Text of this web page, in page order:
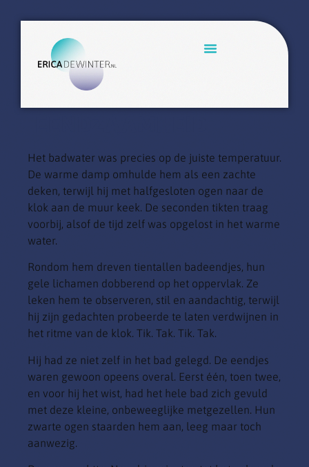
Het badwater was precies op de juiste temperatuur.
De warme damp omhulde hem als een zachte
deken, terwijl hij met halfgesloten ogen naar de
klok aan de muur keek. De seconden tikten traag
voorbij, alsof de tijd zelf was opgelost in het warme
water.
Rondom hem dreven tientallen badeendjes, hun
gele lichamen dobberend op het oppervlak. Ze
leken hem te observeren, stil en aandachtig, terwijl
hij zijn gedachten probeerde te laten verdwijnen in
het ritme van de klok. Tik. Tak. Tik. Tak.
Hij had ze niet zelf in het bad gelegd. De eendjes
waren gewoon opeens overal. Eerst één, toen twee,
en voor hij het wist, had het hele bad zich gevuld
met deze kleine, onbeweeglijke metgezellen. Hun
zwarte ogen staarden hem aan, leeg maar toch
aanwezig.